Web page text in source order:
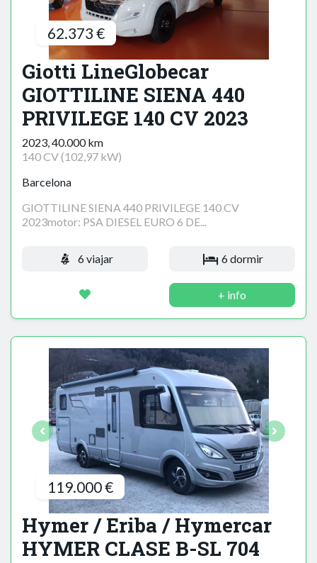
62.373 €
Giotti LineGlobecar
GIOTTILINE SIENA 440
PRIVILEGE 140 CV 2023
2023, 40.000 km
140 CV (102,97 kW)
Barcelona
GIOTTILINE SIENA 440 PRIVILEGE 140 CV
2023motor: PSA DIESEL EURO 6 DE...
6 viajar 6 dormir
+ info
119.000 €
Hymer / Eriba / Hymercar
HYMER CLASE B-SL 704